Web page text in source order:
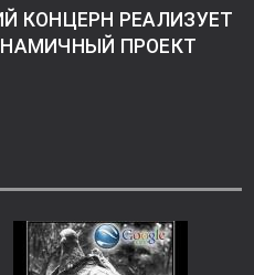
КОНЦЕРН РЕАЛИЗУЕТ
ПРОЕКТ